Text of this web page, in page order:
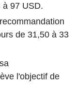
à 97 USD.
de 31,50 à 33
l'objectif de